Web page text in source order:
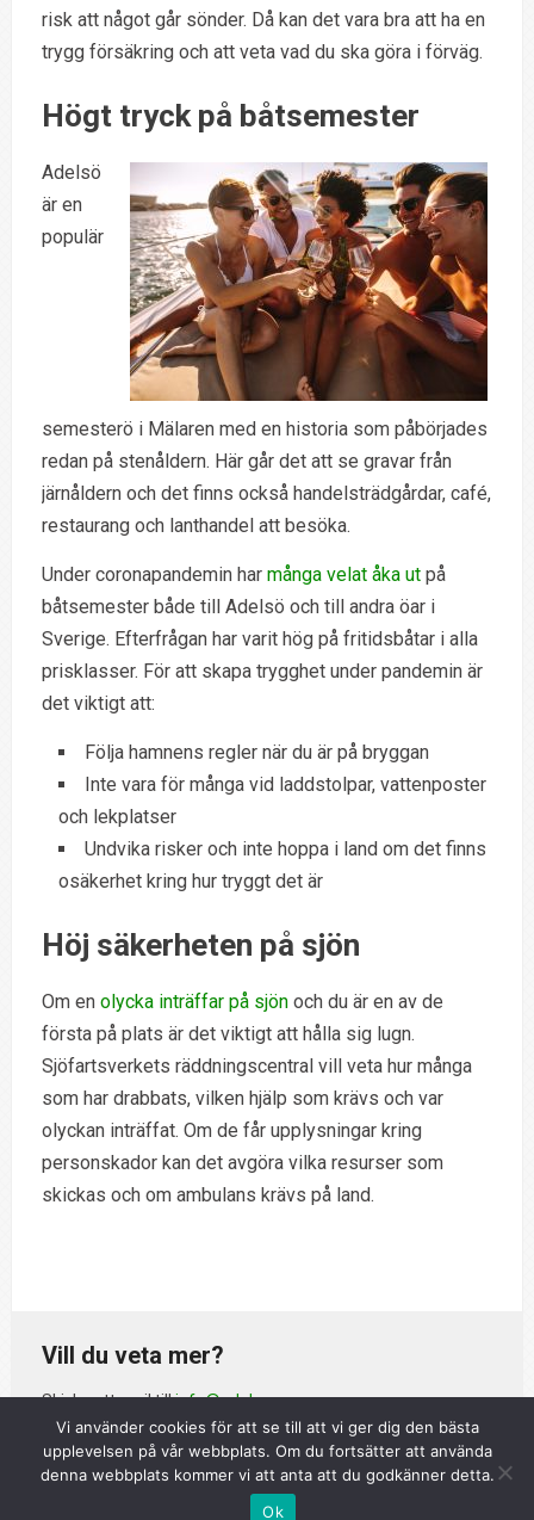
risk att något går sönder. Då kan det vara bra att ha en
trygg försäkring och att veta vad du ska göra i förväg.
Högt tryck på båtsemester
Adelsö
är en
populär
semesterö i Mälaren med en historia som påbörjades
redan på stenåldern. Här går det att se gravar från
järnåldern och det finns också handelsträdgårdar, café,
restaurang och lanthandel att besöka.
Under coronapandemin har många velat åka utpå
båtsemester både till Adelsö och till andra öar i
Sverige. Efterfrågan har varit hög på fritidsbåtar i alla
prisklasser. För att skapa trygghet under pandemin är
det viktigt att:
Följa hamnens regler när du är på bryggan
Inte vara för många vid laddstolpar, vattenposter
och lekplatser
Undvika risker och inte hoppa i land om det finns
osäkerhet kring hur tryggt det är
Höj säkerheten på sjön
Om en olycka inträffar på sjönoch du är en av de
första på plats är det viktigt att hålla sig lugn.
Sjöfartsverkets räddningscentral vill veta hur många
som har drabbats, vilken hjälp som krävs och var
olyckan inträffat. Om de får upplysningar kring
personskador kan det avgöra vilka resurser som
skickas och om ambulans krävs på land.
Vill du veta mer?
Skicka ett mejl tillinfo@adelso.nu
Vi använder cookies för att se till att vi ger dig den bästa
upplevelsen på vår webbplats. Om du fortsätter att använda
denna webbplats kommer vi att anta att du godkänner detta.
Ok